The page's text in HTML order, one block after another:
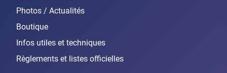
Photos / Actualités
Boutique
Infos utiles et techniques
Règlements et listes officielles